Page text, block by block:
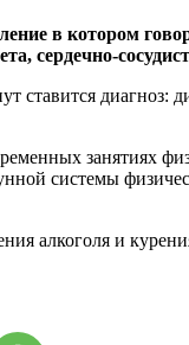
в котором
сердечно-
диагноз:
занятиях
системы
алкоголя и